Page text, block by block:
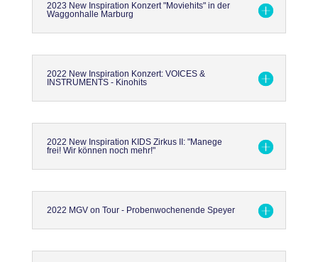
2023 New Inspiration Konzert "Moviehits" in der
Waggonhalle Marburg
2022 New Inspiration Konzert: VOICES &
INSTRUMENTS - Kinohits
2022 New Inspiration KIDS Zirkus II: "Manege
frei! Wir können noch mehr!"
2022 MGV on Tour - Probenwochenende Speyer